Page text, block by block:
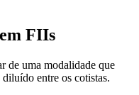
FIIs
de uma modalidade que
entre os cotistas.